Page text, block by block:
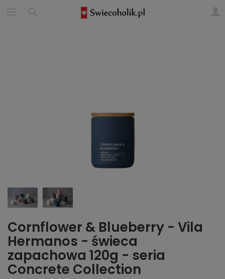
Cornflower & Blueberry - Vila
Hermanos - świeca
zapachowa 120g - seria
Concrete Collection